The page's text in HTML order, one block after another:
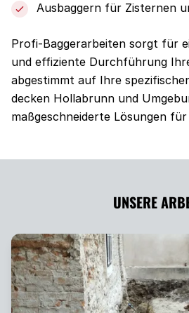
Ausbaggern für Zisternen
Profi-Baggerarbeiten sorgt für
und effiziente Durchführung
abgestimmt auf Ihre
decken Hollabrunn und
maßgeschneiderte Lösungen
UNSERE